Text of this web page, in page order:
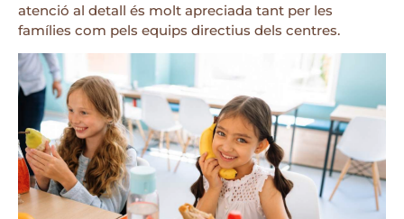
atenció al detall és molt apreciada tant per les
famílies com pels equips directius dels centres.